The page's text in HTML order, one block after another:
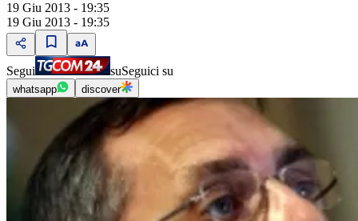
19 Giu 2013 - 19:35
19 Giu 2013 - 19:35
Segui suSeguici su
whatsapp discover